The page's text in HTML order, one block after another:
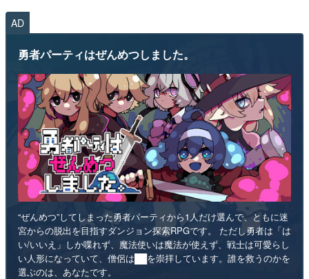
AD
勇者パーティはぜんめつしました。
“ぜんめつ”してしまった勇者パーティから1人だけ選んで、ともに迷
宮からの脱出を目指すダンジョン探索RPGです。 ただし勇者は「は
い/いいえ」しか喋れず、魔法使いは魔法が使えず、戦士は可愛らし
い人形になっていて、僧侶は██を崇拝しています。誰を救うのかを
選ぶのは、あなたです。